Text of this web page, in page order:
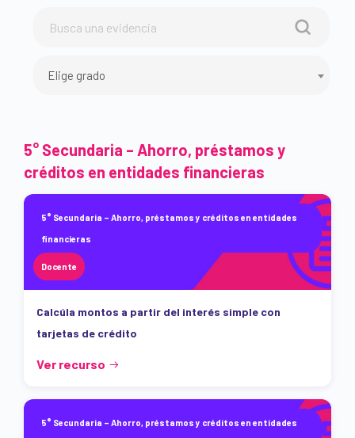
Elige grado
5° Secundaria – Ahorro, préstamos y
créditos en entidades financieras
5° Secundaria – Ahorro, préstamos y créditos en entidades
financieras
Docente
Calcúla montos a partir del interés simple con
tarjetas de crédito
Ver recurso
5° Secundaria – Ahorro, préstamos y créditos en entidades